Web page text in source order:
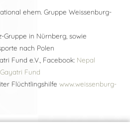
ehem. Gruppe Weissenburg-
Gruppe in Nürnberg, sowie
nach Polen
Fund e.V., Facebook: Nepal
Fund
Flüchtlingshilfe www.weissenburg-